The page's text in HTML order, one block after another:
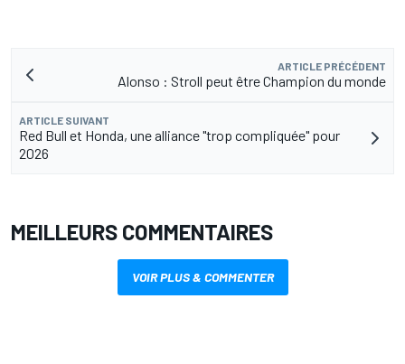
ARTICLE PRÉCÉDENT
Alonso : Stroll peut être Champion du monde
ARTICLE SUIVANT
Red Bull et Honda, une alliance "trop compliquée" pour
2026
MEILLEURS COMMENTAIRES
VOIR PLUS & COMMENTER